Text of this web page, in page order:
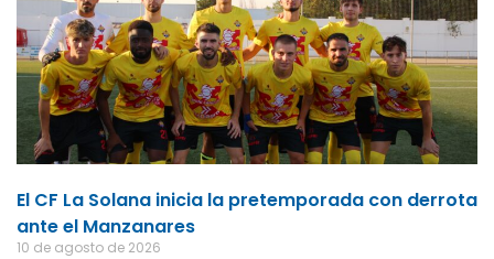
El CF La Solana inicia la pretemporada con derrota
ante el Manzanares
10 de agosto de 2026